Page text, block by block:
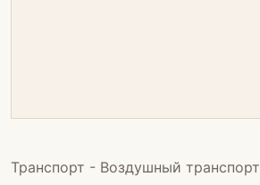
Транспорт - Воздушный транспорт